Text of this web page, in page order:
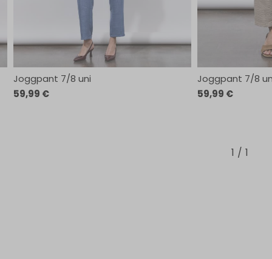
Joggpant 7/8 uni
59,99 €
Joggpant 7/8
59,99 €
1 1